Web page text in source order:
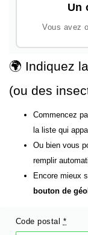
Un
Vous avez
🌍 Indiquez
(ou des
Commencez
la liste qui
Ou bien vous
remplir
Encore mieux
bouton de
Code postal *